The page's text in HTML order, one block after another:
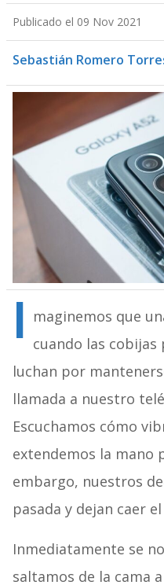
Publicado el 09 Nov 2021
Sebastián Romero
I maginemos que
cuando las cobijas
luchan por
llamada a nuestro
Escuchamos cómo
extendemos la mano
embargo, nuestros
pasada y dejan caer
Inmediatamente se
saltamos de la cama